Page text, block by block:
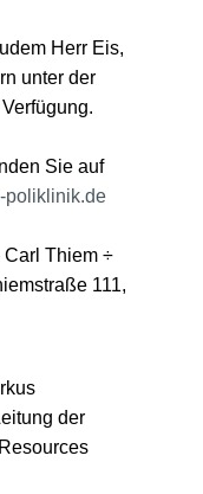
Herr Eis,
unter der
Sie auf
poliklinik.de
Carl Thiem ÷
111,
der